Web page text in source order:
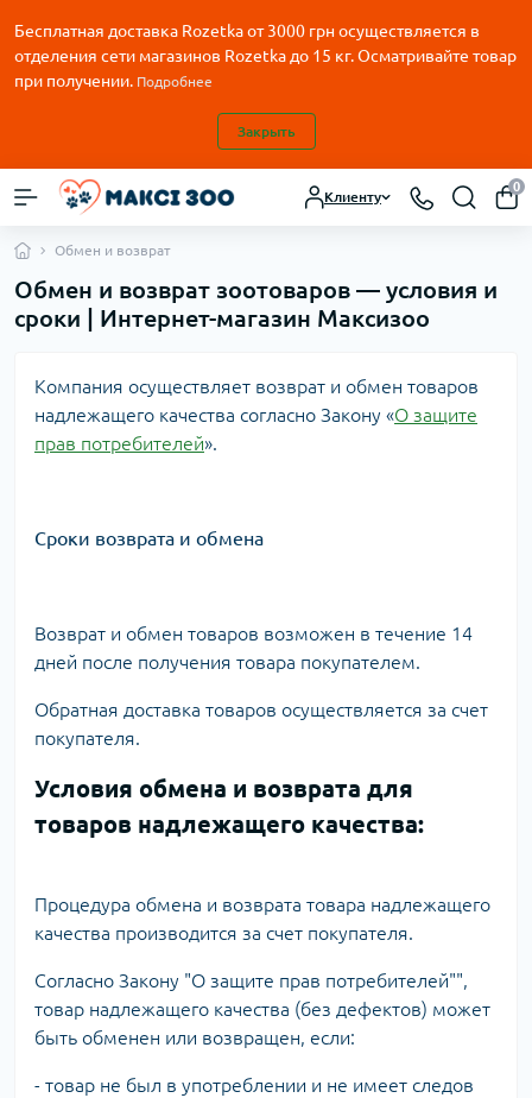
Бесплатная доставка Rozetka от3000 грн осуществляется в
отделения сети магазинов Rozetka до 15 кг. Осматривайте товар
при получении. Подробнее
Закрыть
Клиенту
0
Обмен и возврат
Обмен и возврат зоотоваров — условия и
сроки | Интернет-магазин Максизоо
Компания осуществляет возврат и обмен товаров
надлежащего качества согласно Закону «О защите
прав потребителей».
Сроки возврата и обмена
Возврат и обмен товаров возможен в течение 14
дней после получения товара покупателем.
Обратная доставка товаров осуществляется за счет
покупателя.
Условия обмена и возврата для
товаров надлежащего качества:
Процедура обмена и возврата товара надлежащего
качества производится за счет покупателя.
Согласно Закону "О защите прав потребителей"",
товар надлежащего качества (без дефектов) может
быть обменен или возвращен, если:
- товар не был в употреблении и не имеет следов